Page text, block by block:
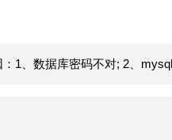
1、数据库密码不对; 2、mysql